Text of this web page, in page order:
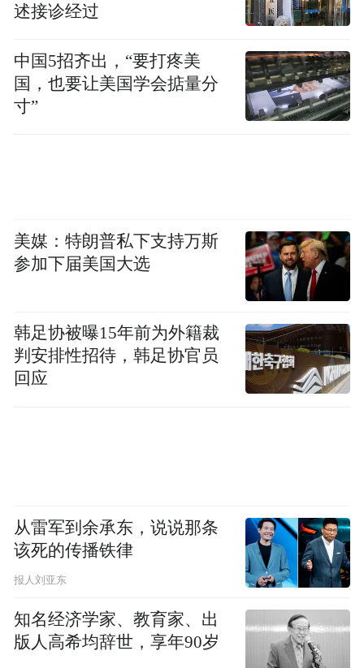
by the user of Dafeng Hao, which is a social media
platform and merely provides information storage
述接诊经过
中国5招齐出，“要打疼美
国，也要让美国学会掂量分
寸”
美媒：特朗普私下支持万斯
参加下届美国大选
韩足协被曝15年前为外籍裁
判安排性招待，韩足协官员
回应
从雷军到余承东，说说那条
该死的传播铁律
报人刘亚东
知名经济学家、教育家、出
版人高希均辞世，享年90岁